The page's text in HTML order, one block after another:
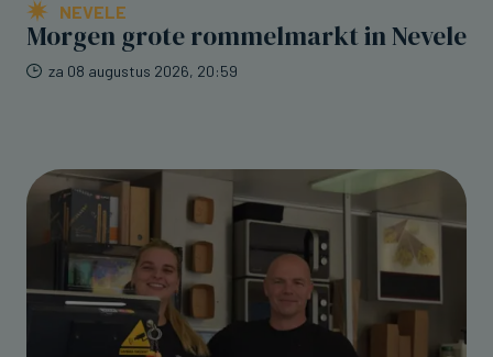
NEVELE
Morgen grote rommelmarkt in Nevele
za 08 augustus 2026, 20:59